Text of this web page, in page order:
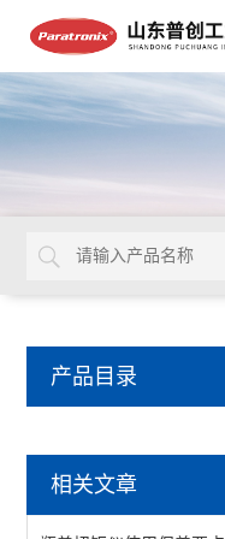
产品目录
雾度计
相关文章